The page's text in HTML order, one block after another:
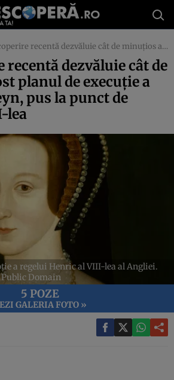
dezvăluie cât de minuțios a fost planul de execuție a lui Anne Boleyn, pus la punct de Henric al VIII-lea
recentă dezvăluie cât de
planul de execuție a
pus la punct de
lea
a regelui Henric al VIII-lea al Angliei.
Domain
5 POZE
GALERIA FOTO »